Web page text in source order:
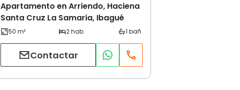
Apartamento en Arriendo, Haciena
Santa Cruz La Samaria, Ibagué
Contactar